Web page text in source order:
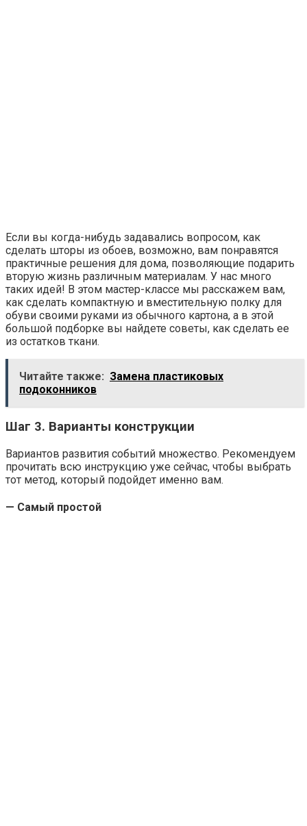
Если вы когда-нибудь задавались вопросом, как
сделать шторы из обоев, возможно, вам понравятся
практичные решения для дома, позволяющие подарить
вторую жизнь различным материалам. У нас много
таких идей! В этом мастер-классе мы расскажем вам,
как сделать компактную и вместительную полку для
обуви своими руками из обычного картона, а в этой
большой подборке вы найдете советы, как сделать ее
из остатков ткани.
Читайте также: Замена пластиковых
подоконников
Шаг 3. Варианты конструкции
Вариантов развития событий множество. Рекомендуем
прочитать всю инструкцию уже сейчас, чтобы выбрать
тот метод, который подойдет именно вам.
— Самый простой